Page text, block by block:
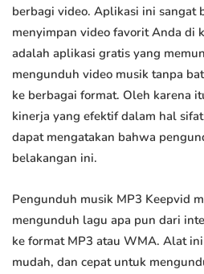
berbagi video. Aplikasi ini sangat
menyimpan video favorit Anda di
adalah aplikasi gratis yang
mengunduh video musik tanpa
ke berbagai format. Oleh karena
kinerja yang efektif dalam hal
dapat mengatakan bahwa
belakangan ini.
Pengunduh musik MP3 Keepvid
mengunduh lagu apa pun dari
ke format MP3 atau WMA. Alat
mudah, dan cepat untuk